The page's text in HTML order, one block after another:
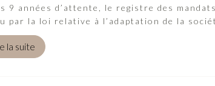
9 années d’attente, le registre des
par la loi relative à l’adaptation de la
la suite